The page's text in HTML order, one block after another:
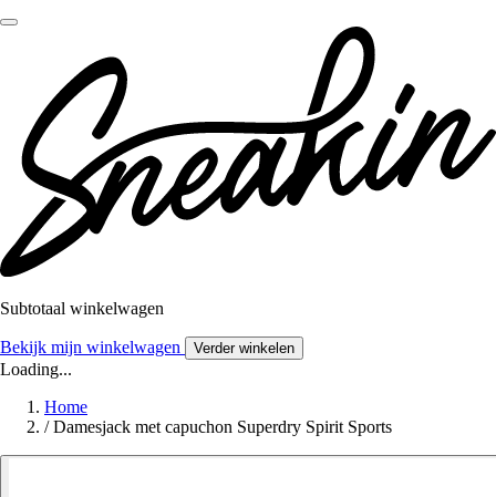
Subtotaal winkelwagen
Bekijk mijn winkelwagen Verder winkelen
Loading...
Home
/ Damesjack met capuchon Superdry Spirit Sports